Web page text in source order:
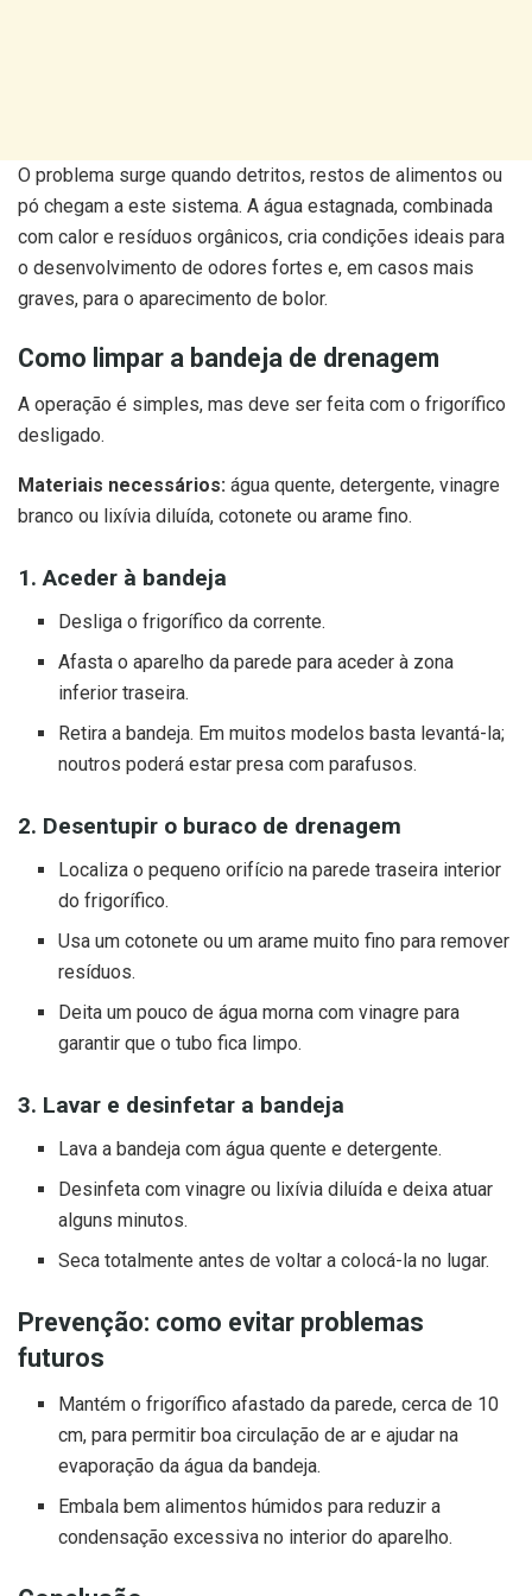
O problema surge quando detritos, restos de alimentos ou
pó chegam a este sistema. A água estagnada, combinada
com calor e resíduos orgânicos, cria condições ideais para
o desenvolvimento de odores fortes e, em casos mais
graves, para o aparecimento de bolor.
Como limpar a bandeja de drenagem
A operação é simples, mas deve ser feita com o frigorífico
desligado.
Materiais necessários: água quente, detergente, vinagre
branco ou lixívia diluída, cotonete ou arame fino.
1. Aceder à bandeja
Desliga o frigorífico da corrente.
Afasta o aparelho da parede para aceder à zona
inferior traseira.
Retira a bandeja. Em muitos modelos basta levantá-la;
noutros poderá estar presa com parafusos.
2. Desentupir o buraco de drenagem
Localiza o pequeno orifício na parede traseira interior
do frigorífico.
Usa um cotonete ou um arame muito fino para remover
resíduos.
Deita um pouco de água morna com vinagre para
garantir que o tubo fica limpo.
3. Lavar e desinfetar a bandeja
Lava a bandeja com água quente e detergente.
Desinfeta com vinagre ou lixívia diluída e deixa atuar
alguns minutos.
Seca totalmente antes de voltar a colocá-la no lugar.
Prevenção: como evitar problemas
futuros
Mantém o frigorífico afastado da parede, cerca de 10
cm, para permitir boa circulação de ar e ajudar na
evaporação da água da bandeja.
Embala bem alimentos húmidos para reduzir a
condensação excessiva no interior do aparelho.